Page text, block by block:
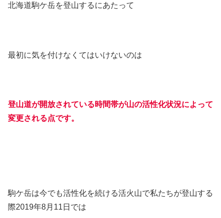
北海道駒ケ岳を登山するにあたって
最初に気を付けなくてはいけないのは
登山道が開放されている時間帯が山の活性化状況によって
変更される点です。
駒ケ岳は今でも活性化を続ける活火山で私たちが登山する
際2019年8月11日では